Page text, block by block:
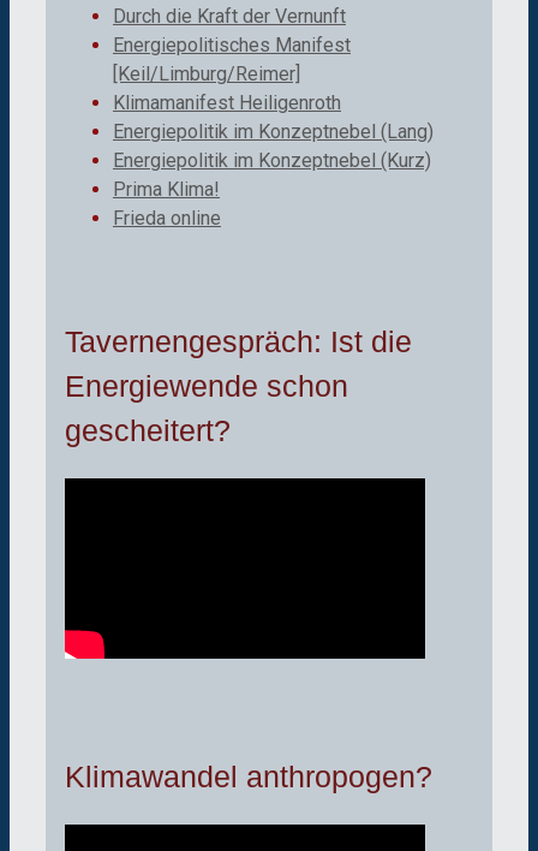
Durch die Kraft der Vernunft
Energiepolitisches Manifest
[Keil/Limburg/Reimer]
Klimamanifest Heiligenroth
Energiepolitik im Konzeptnebel (Lang)
Energiepolitik im Konzeptnebel (Kurz)
Prima Klima!
Frieda online
Tavernengespräch: Ist die
Energiewende schon
gescheitert?
Klimawandel anthropogen?